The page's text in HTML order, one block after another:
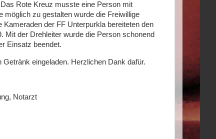
Rote Kreuz musste eine Person mit
möglich zu gestalten wurde die Freiwillige
der FF Unterpurkla bereiteten den
Mit der Drehleiter wurde die Person schonend
Einsatz beendet.
eingeladen. Herzlichen Dank dafür.
Notarzt